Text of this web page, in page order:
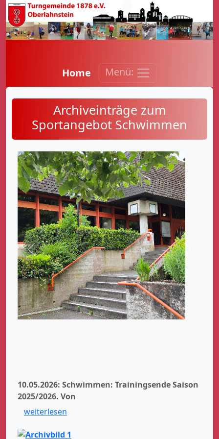
Home Menü:
Archiveinträge zum
Sportangebot Schwimmen
Zurück
10.05.2026: Schwimmen: Trainingsende Saison
2025/2026. Von
weiterlesen